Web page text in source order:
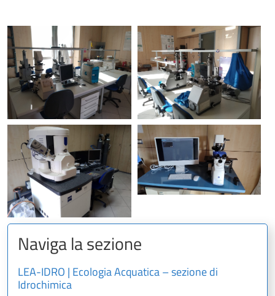
Naviga la sezione
LEA-IDRO | Ecologia Acquatica – sezione di
Idrochimica